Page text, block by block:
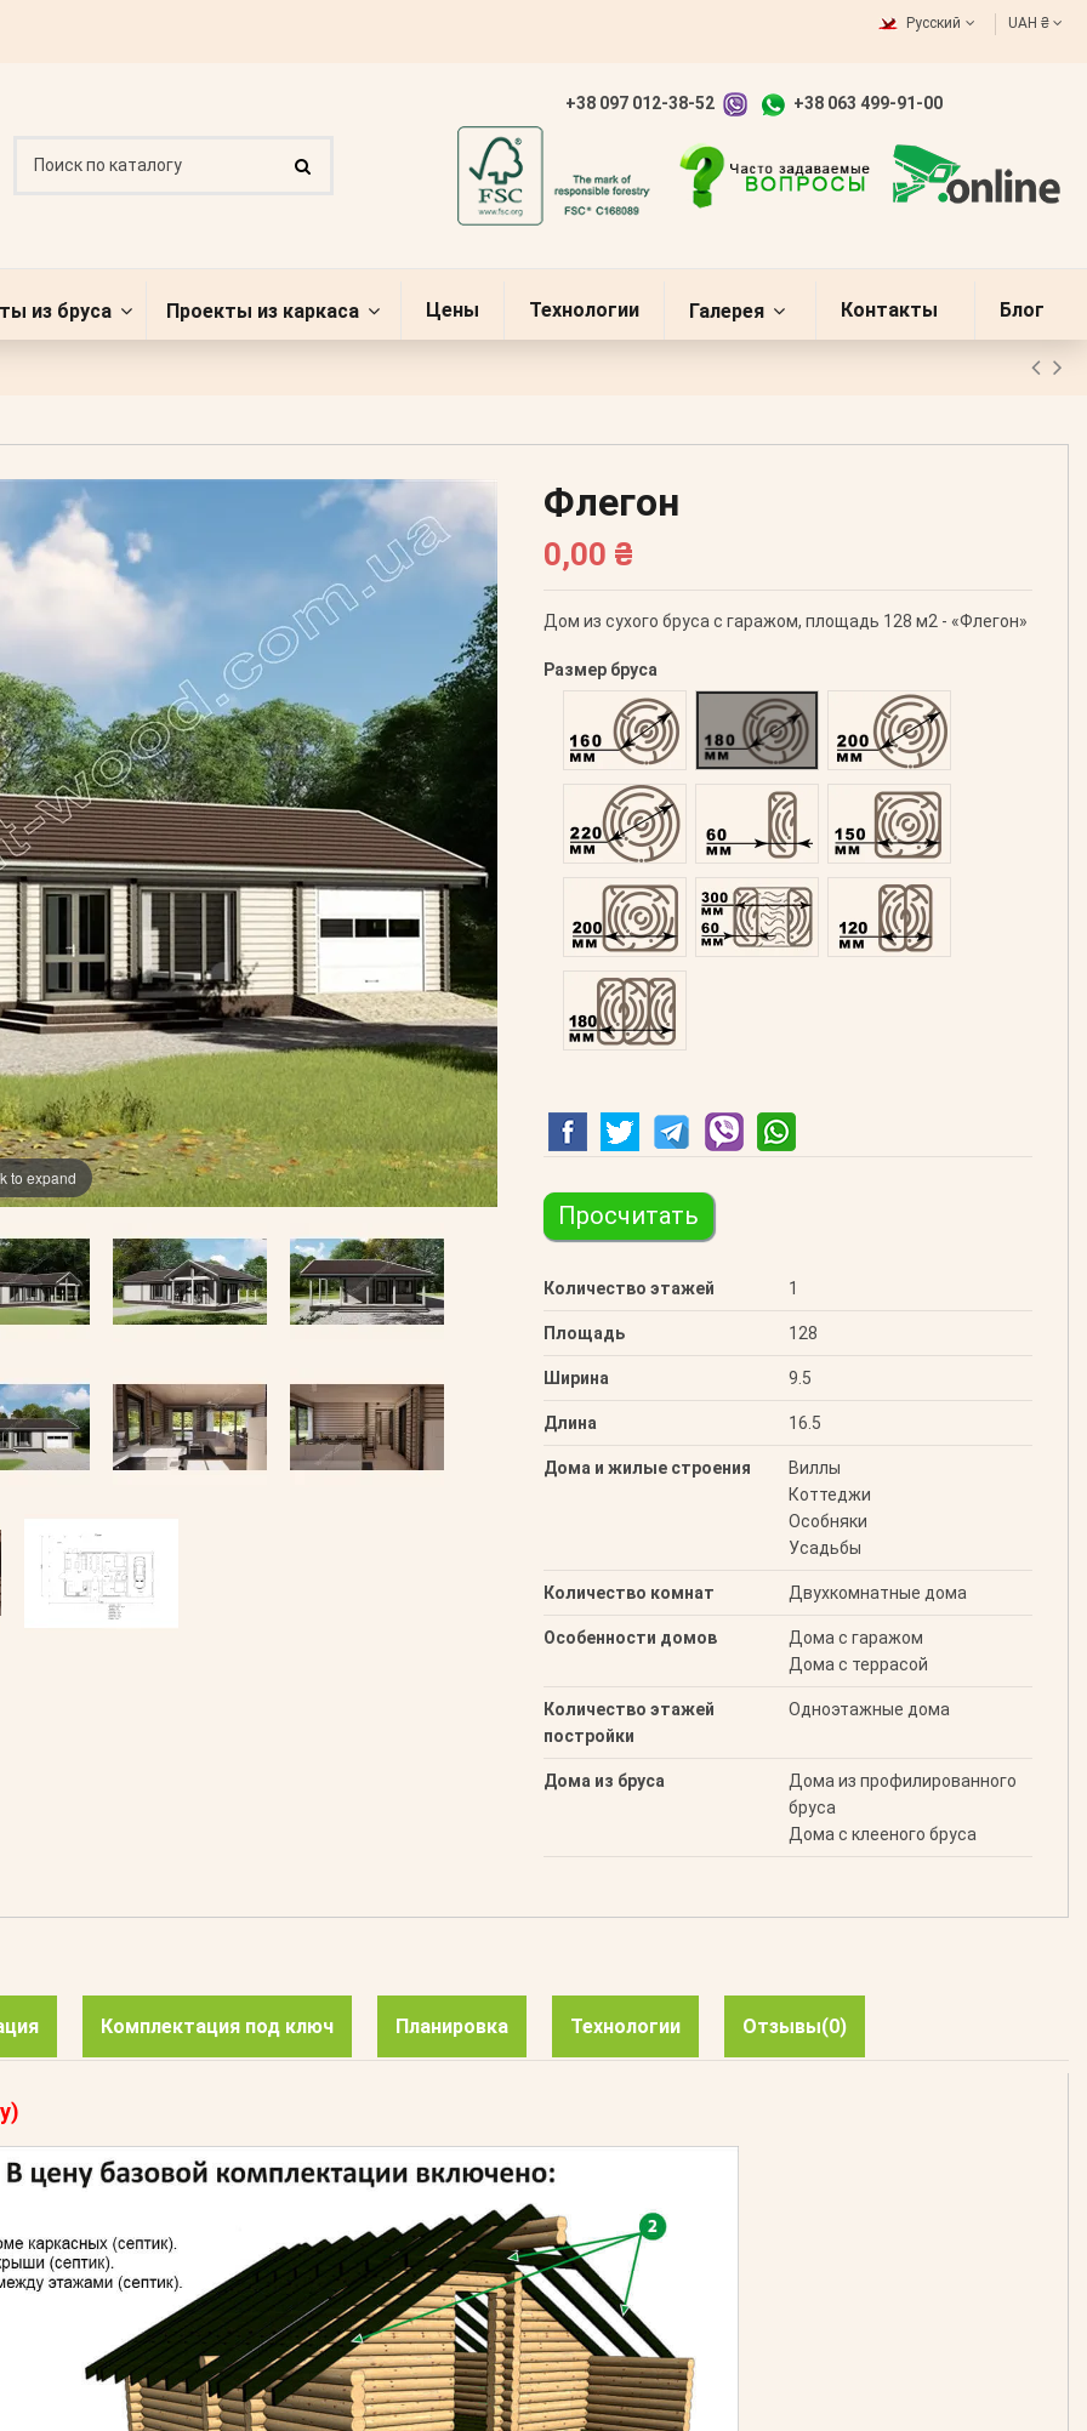
Русский UAH ₴
+38 097 012-38-52 +38 063 499-91-00
из бруса Проекты из каркаса Цены Технологии Галерея Контакты Блог
to expand
Флегон
0,00 ₴
Дом из сухого бруса с гаражом, площадь 128 м2 - «Флегон»
Размер бруса
Оцилиндрованний 160Оцилиндрованний 180Оцилиндрованний 200
Оцилиндрованний 220Профилированний 60Профилированний 150
Профилированний 200
Двойной 300 Клееный 120
Клееный 180
Просчитать
Количество этажей 1
Площадь 128
Ширина 9.5
Длина 16.5
Дома и жилые строения
Виллы
Коттеджи
Особняки
Усадьбы
Количество комнат Двухкомнатные дома
Особенности домов
Дома с гаражом
Дома с террасой
Количество этажей
постройки
Одноэтажные дома
Дома из бруса
Дома из профилированного
бруса
Дома с клееного бруса
Комплектация под ключ Планировка Технологии Отзывы(0)